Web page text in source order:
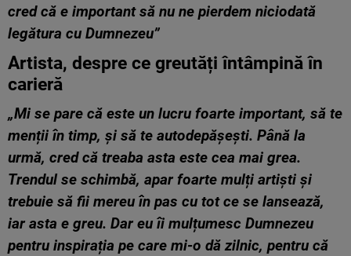
cred că e important să nu ne pierdem niciodată
legătura cu Dumnezeu”
Artista, despre ce greutăți întâmpină în
carieră
„Mi se pare că este un lucru foarte important, să te
menții în timp, și să te autodepășești. Până la
urmă, cred că treaba asta este cea mai grea.
Trendul se schimbă, apar foarte mulți artiști și
trebuie să fii mereu în pas cu tot ce se lansează,
iar asta e greu. Dar eu îi mulțumesc Dumnezeu
pentru inspirația pe care mi-o dă zilnic, pentru că